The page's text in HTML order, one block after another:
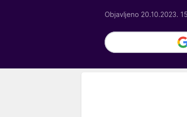
Objavljeno 20.10.2023.